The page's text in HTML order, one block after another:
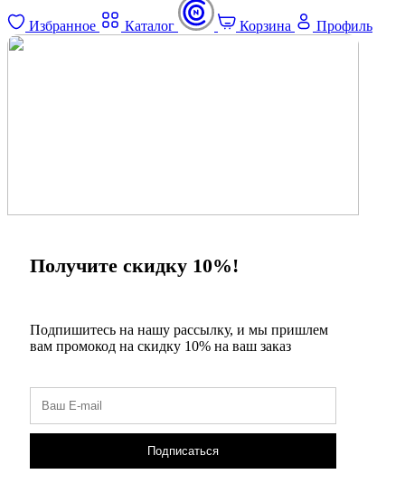
Избранное Каталог Корзина Профиль
Получите скидку 10%!
Подпишитесь на нашу рассылку, и мы пришлем
вам промокод на скидку 10% на ваш заказ